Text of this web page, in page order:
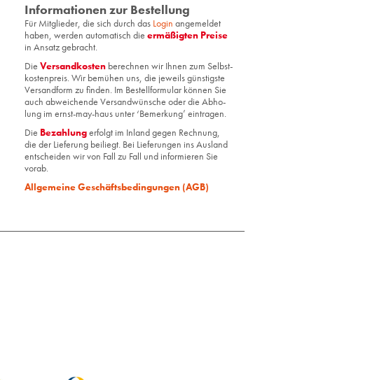
Informationen zur Bestellung
Für Mit­glie­der, die sich durch das Loginan­ge­mel­det
haben, wer­den au­to­ma­tisch dieer­mä­ßig­ten Prei­se
in An­satz ge­bracht.
DieVer­sand­kos­ten be­rech­nen wir Ihnen zum Selbst­
kos­ten­preis. Wir be­mü­hen uns, die je­weils güns­tigs­te
Ver­sand­form zu fin­den. Im Be­stell­for­mu­lar kön­nen Sie
auch ab­wei­chen­de Ver­sand­wün­sche oder die Ab­ho­
lung im ernst-may-haus unter ‘Be­mer­kung’ ein­tra­gen.
Die Be­zah­lunger­folgt im In­land gegen Rech­nung,
die der Lie­fe­rung bei­liegt. Bei Lie­fe­run­gen ins Aus­land
ent­schei­den wir von Fall zu Fall und in­for­mie­ren Sie
vorab.
All­ge­mei­ne Ge­schäfts­be­din­gun­gen (AGB)